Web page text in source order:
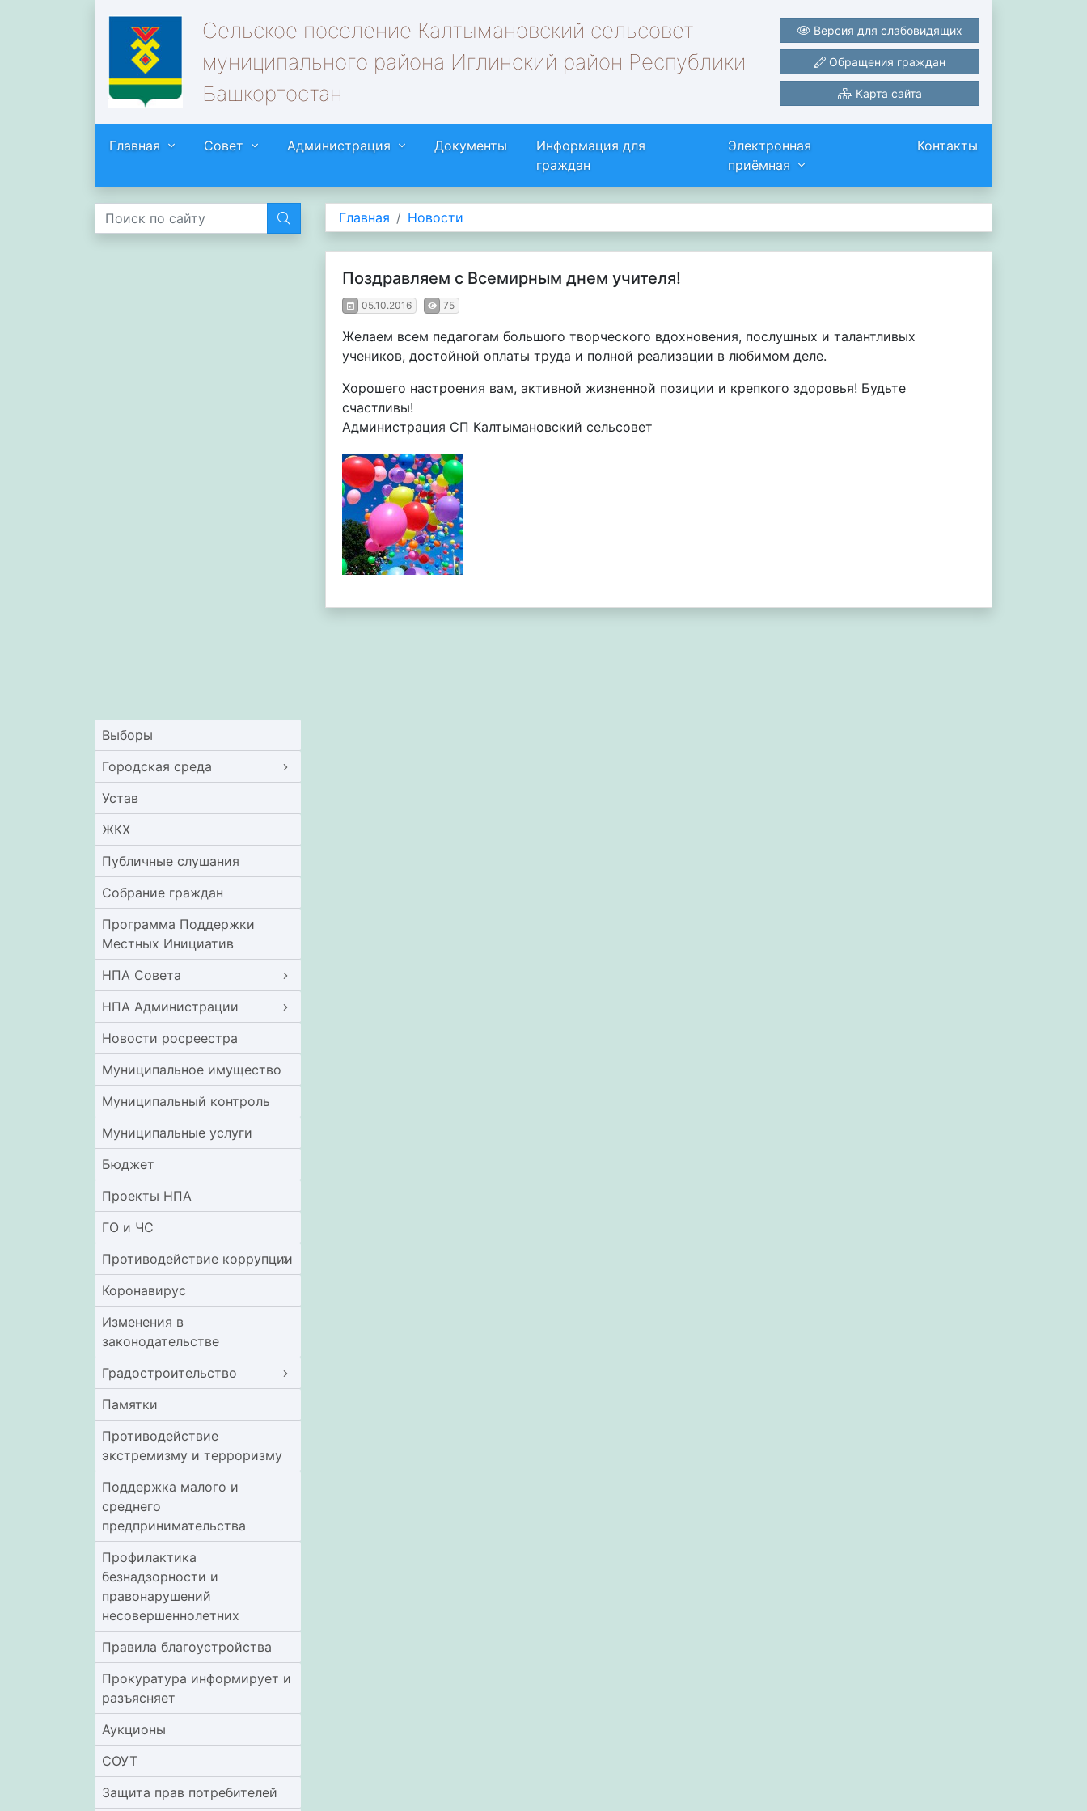
Сельское поселение Калтымановский сельсовет
муниципального района Иглинский район Республики
Башкортостан
Версия для слабовидящих
Обращения граждан
Карта сайта
Главная Совет Администрация Документы
Информация для
граждан
Электронная
приёмная
Контакты
Выборы
Городская среда
Устав
ЖКХ
Публичные слушания
Собрание граждан
Программа Поддержки
Местных Инициатив
НПА Совета
НПА Администрации
Новости росреестра
Муниципальное имущество
Муниципальный контроль
Муниципальные услуги
Бюджет
Проекты НПА
ГО и ЧС
Противодействие коррупции
Коронавирус
Изменения в
законодательстве
Градостроительство
Памятки
Противодействие
экстремизму и терроризму
Поддержка малого и
среднего
предпринимательства
Профилактика
безнадзорности и
правонарушений
несовершеннолетних
Правила благоустройства
Прокуратура информирует и
разъясняет
Аукционы
СОУТ
Защита прав потребителей
Главная Новости
Поздравляем с Всемирным днем учителя!
05.10.2016 75
Желаем всем педагогам большого творческого вдохновения, послушных и талантливых
учеников, достойной оплаты труда и полной реализации в любимом деле.
Хорошего настроения вам, активной жизненной позиции и крепкого здоровья! Будьте
счастливы!
Администрация СП Калтымановский сельсовет